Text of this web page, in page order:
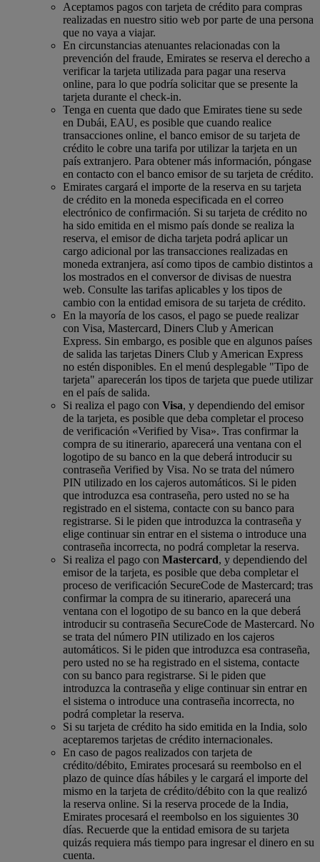
Aceptamos pagos con tarjeta de crédito para compras
realizadas en nuestro sitio web por parte de una persona
que no vaya a viajar.
En circunstancias atenuantes relacionadas con la
prevención del fraude, Emirates se reserva el derecho a
verificar la tarjeta utilizada para pagar una reserva
online, para lo que podría solicitar que se presente la
tarjeta durante el check-in.
Tenga en cuenta que dado que Emirates tiene su sede
en Dubái, EAU, es posible que cuando realice
transacciones online, el banco emisor de su tarjeta de
crédito le cobre una tarifa por utilizar la tarjeta en un
país extranjero. Para obtener más información, póngase
en contacto con el banco emisor de su tarjeta de crédito.
Emirates cargará el importe de la reserva en su tarjeta
de crédito en la moneda especificada en el correo
electrónico de confirmación. Si su tarjeta de crédito no
ha sido emitida en el mismo país donde se realiza la
reserva, el emisor de dicha tarjeta podrá aplicar un
cargo adicional por las transacciones realizadas en
moneda extranjera, así como tipos de cambio distintos a
los mostrados en el conversor de divisas de nuestra
web. Consulte las tarifas aplicables y los tipos de
cambio con la entidad emisora de su tarjeta de crédito.
En la mayoría de los casos, el pago se puede realizar
con Visa, Mastercard, Diners Club y American
Express. Sin embargo, es posible que en algunos países
de salida las tarjetas Diners Club y American Express
no estén disponibles. En el menú desplegable "Tipo de
tarjeta" aparecerán los tipos de tarjeta que puede utilizar
en el país de salida.
Si realiza el pago con Visa, y dependiendo del emisor
de la tarjeta, es posible que deba completar el proceso
de verificación «Verified by Visa». Tras confirmar la
compra de su itinerario, aparecerá una ventana con el
logotipo de su banco en la que deberá introducir su
contraseña Verified by Visa. No se trata del número
PIN utilizado en los cajeros automáticos. Si le piden
que introduzca esa contraseña, pero usted no se ha
registrado en el sistema, contacte con su banco para
registrarse. Si le piden que introduzca la contraseña y
elige continuar sin entrar en el sistema o introduce una
contraseña incorrecta, no podrá completar la reserva.
Si realiza el pago con Mastercard, y dependiendo del
emisor de la tarjeta, es posible que deba completar el
proceso de verificación SecureCode de Mastercard; tras
confirmar la compra de su itinerario, aparecerá una
ventana con el logotipo de su banco en la que deberá
introducir su contraseña SecureCode de Mastercard. No
se trata del número PIN utilizado en los cajeros
automáticos. Si le piden que introduzca esa contraseña,
pero usted no se ha registrado en el sistema, contacte
con su banco para registrarse. Si le piden que
introduzca la contraseña y elige continuar sin entrar en
el sistema o introduce una contraseña incorrecta, no
podrá completar la reserva.
Si su tarjeta de crédito ha sido emitida en la India, solo
aceptaremos tarjetas de crédito internacionales.
En caso de pagos realizados con tarjeta de
crédito/débito, Emirates procesará su reembolso en el
plazo de quince días hábiles y le cargará el importe del
mismo en la tarjeta de crédito/débito con la que realizó
la reserva online. Si la reserva procede de la India,
Emirates procesará el reembolso en los siguientes 30
días. Recuerde que la entidad emisora de su tarjeta
quizás requiera más tiempo para ingresar el dinero en su
cuenta.